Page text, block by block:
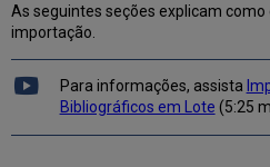
Importação
OAI
Criar/Editar
um
Perfil
As seguintes seções explicam
importação.
Para informações, assista
Bibliográficos em Lote (5:25